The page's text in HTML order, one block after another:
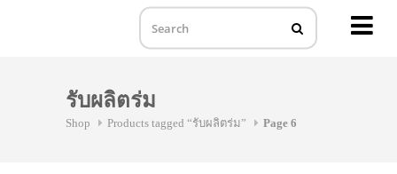
รับผลิตร่ม
Shop Products tagged “รับผลิตร่ม” Page 6